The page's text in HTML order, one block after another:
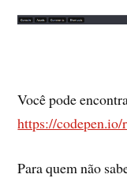
Você pode
https://
Para quem não